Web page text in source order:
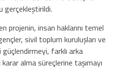
gerçekleştirildi.
projenin, insan haklarını temel
sivil toplum kuruluşları ve
güçlendirmeyi, farklı arka
alma süreçlerine taşımayı